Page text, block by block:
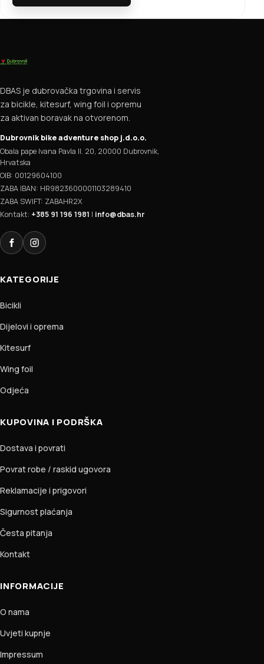
DBAS je dubrovačka trgovina i servis
za bicikle, kitesurf, wing foil i opremu
za aktivan boravak na otvorenom.
Dubrovnik bike adventure shop j.d.o.o.
Obala pape Ivana Pavla II. 20, 20000 Dubrovnik,
Hrvatska
OIB: 00129604100
ZABA IBAN: HR9823600001103289410
ZABA SWIFT: ZABAHR2X
Kontakt: +385 91 196 1981 | info@dbas.hr
FacebookInstagram
KATEGORIJE
Bicikli
Dijelovi i oprema
Kitesurf
Wing foil
Odjeća
KUPOVINA I PODRŠKA
Dostava i povrati
Povrat robe / raskid ugovora
Reklamacije i prigovori
Sigurnost plaćanja
Česta pitanja
Kontakt
INFORMACIJE
O nama
Uvjeti kupnje
Impressum